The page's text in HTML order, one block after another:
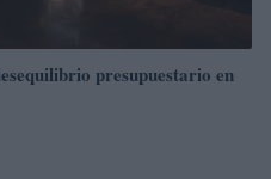
presupuestario en